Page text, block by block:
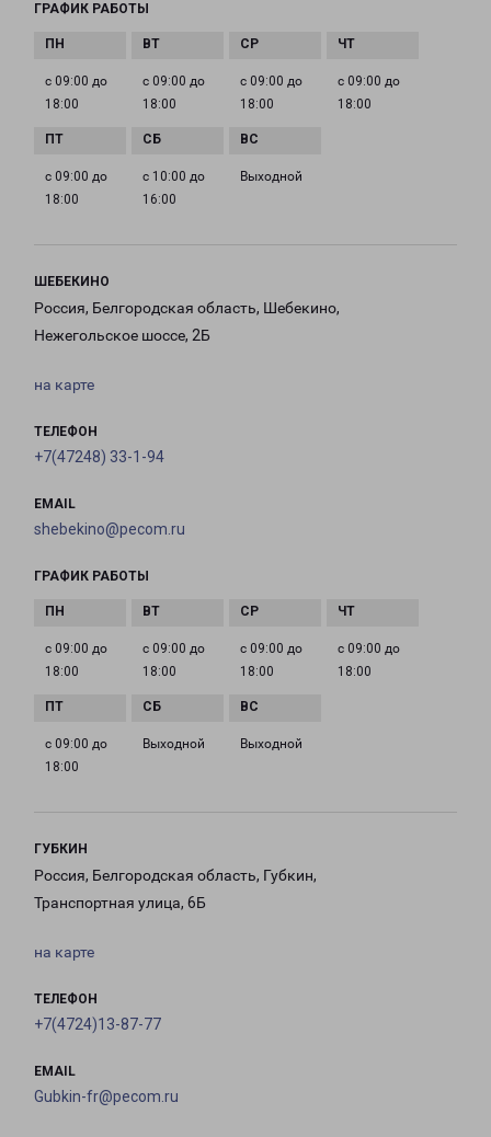
ГРАФИК РАБОТЫ
с 09:00 до
18:00
с 09:00 до
18:00
с 09:00 до
18:00
с 09:00 до
18:00
с 09:00 до
18:00
с 10:00 до
16:00
Выходной
ШЕБЕКИНО
Россия, Белгородская область, Шебекино,
Нежегольское шоссе, 2Б
на карте
ТЕЛЕФОН
+7(47248) 33-1-94
EMAIL
shebekino@pecom.ru
ГРАФИК РАБОТЫ
с 09:00 до
18:00
с 09:00 до
18:00
с 09:00 до
18:00
с 09:00 до
18:00
с 09:00 до
18:00
Выходной Выходной
ГУБКИН
Россия, Белгородская область, Губкин,
Транспортная улица, 6Б
на карте
ТЕЛЕФОН
+7(4724)13-87-77
EMAIL
Gubkin-fr@pecom.ru